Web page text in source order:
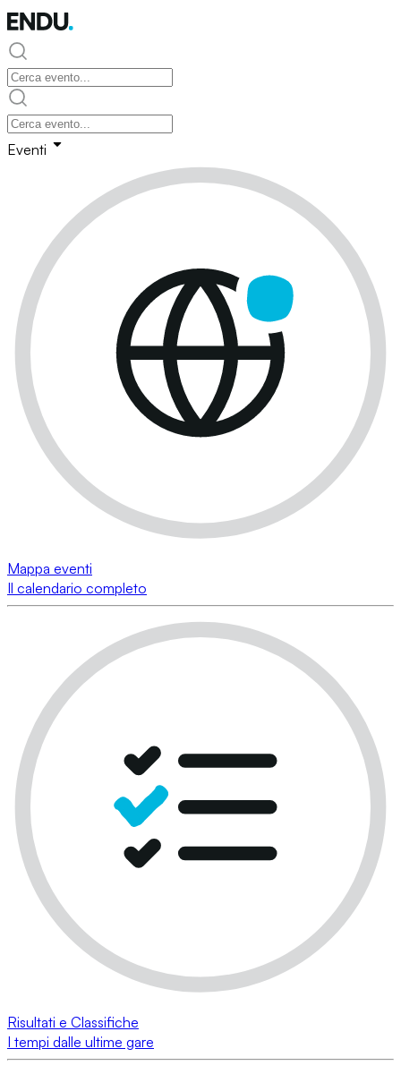
Eventi
Mappa eventi
Il calendario completo
Risultati e Classifiche
I tempi dalle ultime gare